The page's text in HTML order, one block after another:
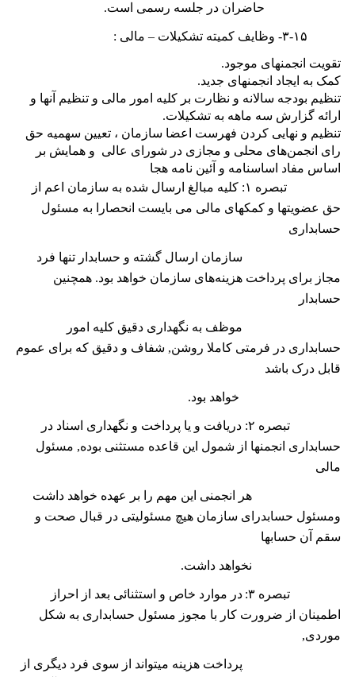
حاضران در جلسه رسمی است.
۳-۱۵- وظایف کمیته تشکیلات – مالی :
ﺗﻘﻮﻳﺖ ﺍﻧﺠﻤﻨﻬﺎی ﻣﻮﺟﻮﺩ.
ﮐﻤﮏ ﺑﻪ ﺍﻳﺠﺎﺩ ﺍﻧﺠﻤﻨﻬﺎی ﺟﺪﻳﺪ.
ﺗﻨﻈﻴﻢ ﺑﻮﺩﺟﻪ ﺳﺎﻻﻧﻪ ﻭ ﻧﻈﺎﺭﺕ ﺑﺮ ﮐﻠﻴﻪ ﺍﻣﻮﺭ ﻣﺎﻟﯽ ﻭ ﺗﻨﻈﻴﻢ ﺁﻧﻬﺎ ﻭ
ﺍﺭﺍﺋﻪ ﮔﺰﺍﺭﺵ ﺳﻪ ﻣﺎﻫﻪ ﺑﻪ ﺗﺸﮑﻴﻼﺕ.
تنظیم و نهایی کردن فهرست اعضا سازمان ، تعیین سهمیه حق
رای انجمن‌های محلی و مجازی در شورای عالی و همایش بر
اساس مفاد اساسنامه و آئین نامه هجا
تبصره ۱: کليه مبالغ ارسال شده به سازمان اعم از
حق عضويتها و کمکهای مالی می بایست انحصارا به مسئول
حسابداری
سازمان ارسال گشته و حسابدار تنها فرد
مجاز برای پرداخت هزينه‌های سازمان خواهد بود. همچنين
حسابدار
موظف به نگهداری دقيق کليه امور
حسابداری در فرمتی کاملا روشن, شفاف و دقيق که برای عموم
قابل درک باشد
خواهد بود.
تبصره ۲: دريافت و يا پرداخت و نگهداری اسناد در
حسابداری انجمنها از شمول اين قاعده مستثنی بوده, مسئول
مالی
هر انجمنی اين مهم را بر عهده خواهد داشت
ومسئول حسابدرای سازمان هيچ مسئوليتی در قبال صحت و
سقم آن حسابها
نخواهد داشت.
تبصره ۳: در موارد خاص و استثنائی بعد از احراز
اطمينان از ضرورت کار با مجوز مسئول حسابداری به شکل
موردی,
پرداخت هزينه ميتواند از سوی فرد ديگری از